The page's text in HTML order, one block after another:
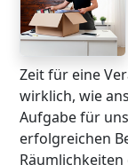
Zeit für eine
wirklich, wie
Aufgabe für
erfolgreichen